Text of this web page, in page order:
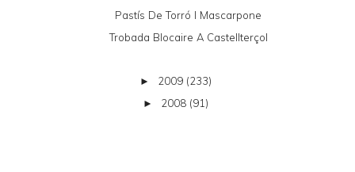
Pastís De Torró I Mascarpone
Trobada Blocaire A Castellterçol
► 2009 (233)
► 2008 (91)